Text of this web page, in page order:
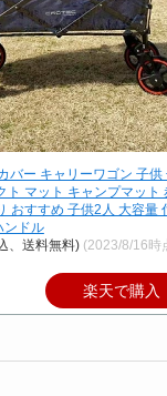
バー キャリーワゴン 子供
ト マット キャンプマット
おすすめ 子供2人 大容量
ンドル
、送料無料) (2023/8/16時
楽天で購入